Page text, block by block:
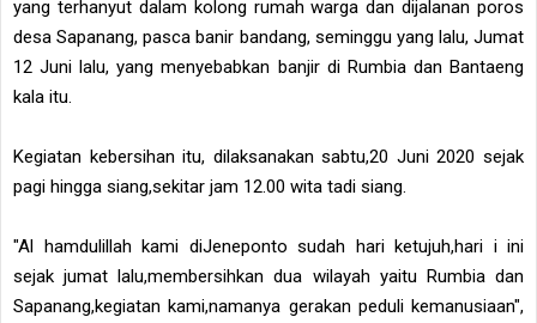
yang terhanyut dalam kolong rumah warga dan dijalanan poros
desa Sapanang, pasca banir bandang, seminggu yang lalu, Jumat
12 Juni lalu, yang menyebabkan banjir di Rumbia dan Bantaeng
kala itu.
Kegiatan kebersihan itu, dilaksanakan sabtu,20 Juni 2020 sejak
pagi hingga siang,sekitar jam 12.00 wita tadi siang.
"Al hamdulillah kami diJeneponto sudah hari ketujuh,hari i ini
sejak jumat lalu,membersihkan dua wilayah yaitu Rumbia dan
Sapanang,kegiatan kami,namanya gerakan peduli kemanusiaan",